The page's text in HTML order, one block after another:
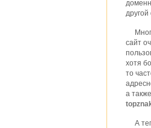
другой
сайт
хотя
то
а
А